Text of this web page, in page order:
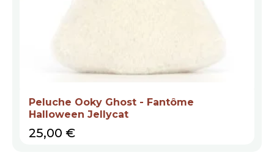
Peluche Ooky Ghost - Fantôme
Halloween Jellycat
Prix
25,00 €